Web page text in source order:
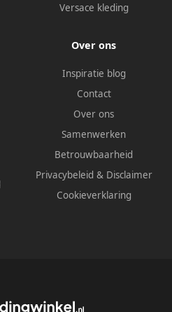
Versace kleding
Over ons
Inspiratie blog
Contact
Over ons
Samenwerken
Betrouwbaarheid
Privacybeleid & Disclaimer
Cookieverklaring